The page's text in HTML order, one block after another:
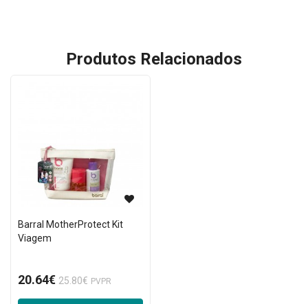
Produtos Relacionados
Barral MotherProtect Kit
Viagem
20.64€ 25.80€ PVPR